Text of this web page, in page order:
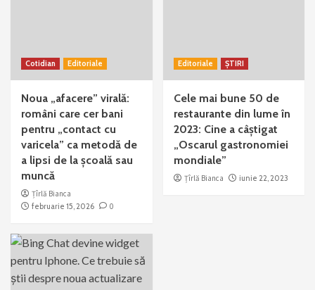
Cotidian Editoriale
Noua „afacere” virală:
români care cer bani
pentru „contact cu
varicela” ca metodă de
a lipsi de la școală sau
muncă
Țîrlă Bianca
februarie 15, 2026
0
Editoriale ȘTIRI
Cele mai bune 50 de
restaurante din lume în
2023: Cine a câștigat
„Oscarul gastronomiei
mondiale”
Țîrlă Bianca iunie 22, 2023